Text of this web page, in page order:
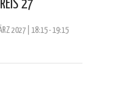
27
2027 | 18:15-19:15